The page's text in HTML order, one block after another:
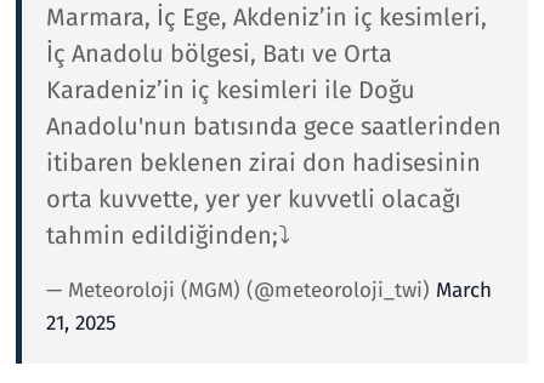
Marmara, İç Ege, Akdeniz’in iç kesimleri,
İç Anadolu bölgesi, Batı ve Orta
Karadeniz’in iç kesimleri ile Doğu
Anadolu'nun batısında gece saatlerinden
itibaren beklenen zirai don hadisesinin
orta kuvvette, yer yer kuvvetli olacağı
tahmin edildiğinden;⤵️
— Meteoroloji (MGM) (@meteoroloji_twi) March
21, 2025